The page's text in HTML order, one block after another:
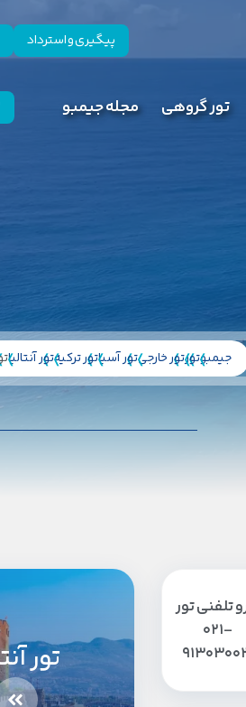
پیگیری و استرداد
تور گروهی مجله جیمبو
جیمبوتورتور خارجیتور آسیاتور ترکیهتور آنتالیا
تلفنی تور
021-
تور